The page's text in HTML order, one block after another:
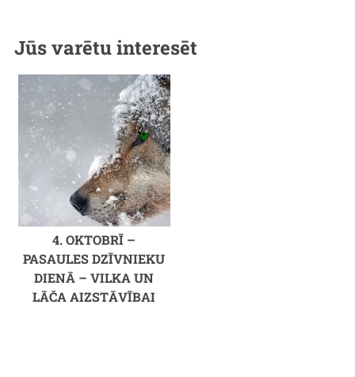
Jūs varētu interesēt
4. OKTOBRĪ –
PASAULES DZĪVNIEKU
DIENĀ – VILKA UN
LĀČA AIZSTĀVĪBAI